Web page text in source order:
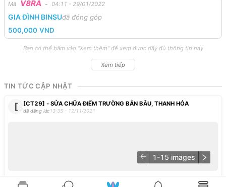
Mã V8RA - 04:11 - 29/01/2022
GIA ĐÌNH BINSUđã đóng góp
500,000 VND
Bạn có thể bấm vào "Xem thêm" để xem được đầy đủ thông tin này
Xem tiếp
TIN TỨC CẬP NHẬT
[ [CT29] - SỬA CHỮA ĐIỂM TRƯỜNG BẢN BÂU, THANH HÓA
đã đăng lúc13:35 - 12/11/2021
1-15 images
Hình ảnh trạng tiểu học Bâu, Thanh